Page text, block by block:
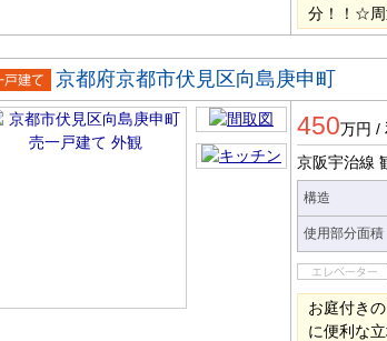
分！！☆周
戸建
京都府京都市伏見区向島庚申町
450万円 /
京阪宇治線
構造
使用部分面積
お庭付き
に便利な